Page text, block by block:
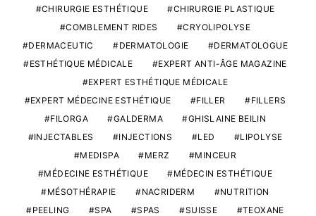
CHIRURGIE ESTHÉTIQUE
CHIRURGIE PLASTIQUE
COMBLEMENT RIDES
CRYOLIPOLYSE
DERMACEUTIC
DERMATOLOGIE
DERMATOLOGUE
ESTHÉTIQUE MÉDICALE
EXPERT ANTI-ÂGE MAGAZINE
EXPERT ESTHÉTIQUE MÉDICALE
EXPERT MÉDECINE ESTHÉTIQUE
FILLER
FILLERS
FILORGA
GALDERMA
GHISLAINE BEILIN
INJECTABLES
INJECTIONS LED
LIPOLYSE
MEDISPA
MERZ
MINCEUR
MÉDECINE ESTHÉTIQUE
MÉDECIN ESTHÉTIQUE
MÉSOTHÉRAPIE
NACRIDERM
NUTRITION
PEELING
SPA SPAS SUISSE
TEOXANE